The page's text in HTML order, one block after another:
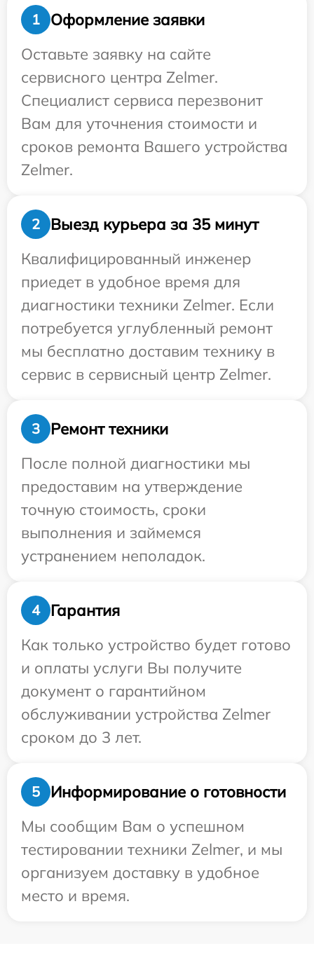
1
Оформление заявки
Оставьте заявку на сайте
сервисного центра Zelmer.
Специалист сервиса перезвонит
Вам для уточнения стоимости и
сроков ремонта Вашего устройства
Zelmer.
2
Выезд курьера за 35 минут
Квалифицированный инженер
приедет в удобное время для
диагностики техники Zelmer. Если
потребуется углубленный ремонт
мы бесплатно доставим технику в
сервис в сервисный центр Zelmer.
3
Ремонт техники
После полной диагностики мы
предоставим на утверждение
точную стоимость, сроки
выполнения и займемся
устранением неполадок.
4
Гарантия
Как только устройство будет готово
и оплаты услуги Вы получите
документ о гарантийном
обслуживании устройства Zelmer
сроком до 3 лет.
5
Информирование о готовности
Мы сообщим Вам о успешном
тестировании техники Zelmer, и мы
организуем доставку в удобное
место и время.